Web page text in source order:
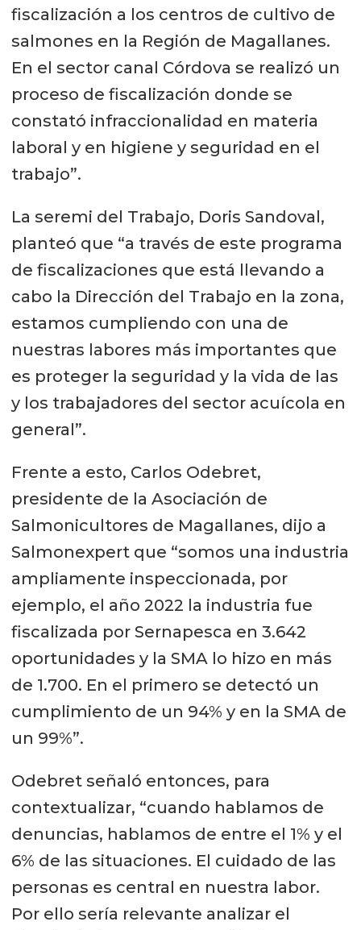
fiscalización a los centros de cultivo de
salmones en la Región de Magallanes.
En el sector canal Córdova se realizó un
proceso de fiscalización donde se
constató infraccionalidad en materia
laboral y en higiene y seguridad en el
trabajo”.
La seremi del Trabajo, Doris Sandoval,
planteó que “a través de este programa
de fiscalizaciones que está llevando a
cabo la Dirección del Trabajo en la zona,
estamos cumpliendo con una de
nuestras labores más importantes que
es proteger la seguridad y la vida de las
y los trabajadores del sector acuícola en
general”.
Frente a esto, Carlos Odebret,
presidente de la Asociación de
Salmonicultores de Magallanes, dijo a
Salmonexpert que “somos una industria
ampliamente inspeccionada, por
ejemplo, el año 2022 la industria fue
fiscalizada por Sernapesca en 3.642
oportunidades y la SMA lo hizo en más
de 1.700. En el primero se detectó un
cumplimiento de un 94% y en la SMA de
un 99%”.
Odebret señaló entonces, para
contextualizar, “cuando hablamos de
denuncias, hablamos de entre el 1% y el
6% de las situaciones. El cuidado de las
personas es central en nuestra labor.
Por ello sería relevante analizar el